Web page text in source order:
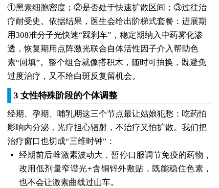
①黑素细胞密度；②是否处于快速扩散区间；③过往治
疗耐受史。依据结果，医生会给出阶梯式套餐：进展期
用308准分子光快速“踩刹车”，稳定期纳入中药雾化渗
透，恢复期用点阵激光联合自体活性因子介入帮助色
素“回填”。整个组合就像搭积木，随时可抽换，既避免
过度治疗，又不给白斑反复留机会。
3 女性特殊阶段的个体调整
经期、孕期、哺乳期这三个节点最让姑娘犯愁：吃药怕
影响内分泌，光疗担心辐射，不治疗又怕扩散。我们把
治疗窗口也切成“三维时钟”：
经期前后雌激素波动大，暂停口服调节免疫的药物，
改用低剂量窄谱光+含铜锌外敷贴，既能稳住色素，
也不会让激素曲线过山车。